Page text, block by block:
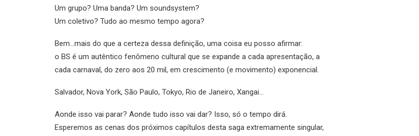
Um grupo? Uma banda? Um soundsystem?
Um coletivo? Tudo ao mesmo tempo agora?
Bem…mais do que a certeza dessa definição, uma coisa eu posso afirmar:
o BS é um autêntico fenômeno cultural que se expande a cada apresentação, a
cada carnaval, do zero aos 20 mil, em crescimento (e movimento) exponencial.
Salvador, Nova York, São Paulo, Tokyo, Rio de Janeiro, Xangai…
Aonde isso vai parar? Aonde tudo isso vai dar? Isso, só o tempo dirá.
Esperemos as cenas dos próximos capítulos desta saga extremamente singular,